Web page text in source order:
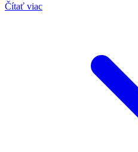
Čítať viac